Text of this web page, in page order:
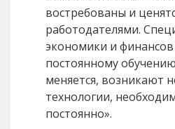
востребованы и
работодателями.
экономики и
постоянному
меняется, возникают
технологии,
постоянно».